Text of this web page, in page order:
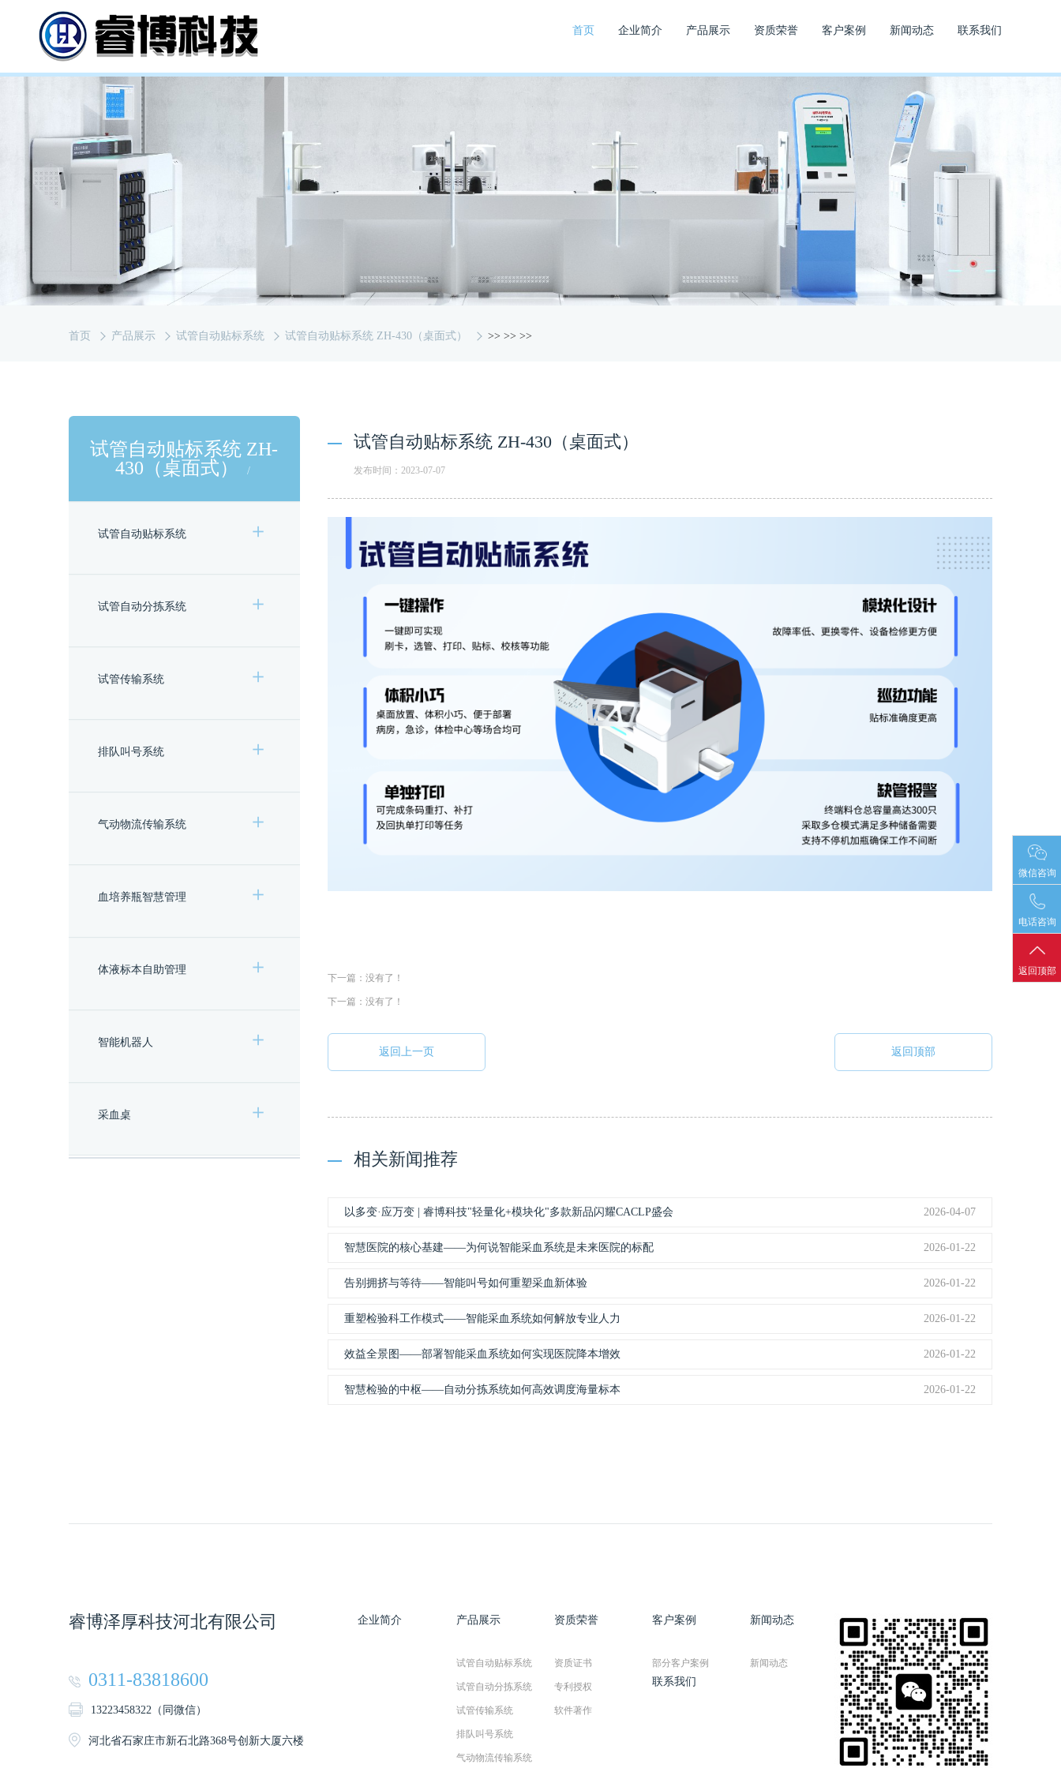
首页 企业简介 产品展示 资质荣誉 客户案例 新闻动态 联系我们
首页 >>
产品展示 >>
试管自动贴标系统 >>
试管自动贴标系统 ZH-430（桌面式）
试管自动贴标系统 ZH-
430（桌面式）
试管自动贴标系统
试管自动分拣系统
试管传输系统
排队叫号系统
气动物流传输系统
血培养瓶智慧管理
体液标本自助管理
智能机器人
采血桌
试管自动贴标系统 ZH-430（桌面式）
发布时间：2023-07-07
下一篇：没有了！
下一篇：没有了！
返回上一页 返回顶部
相关新闻推荐
以多变·应万变 | 睿博科技"轻量化+模块化"多款新品闪耀CACLP盛会 2026-04-07
智慧医院的核心基建——为何说智能采血系统是未来医院的标配 2026-01-22
告别拥挤与等待——智能叫号如何重塑采血新体验 2026-01-22
重塑检验科工作模式——智能采血系统如何解放专业人力 2026-01-22
效益全景图——部署智能采血系统如何实现医院降本增效 2026-01-22
智慧检验的中枢——自动分拣系统如何高效调度海量标本 2026-01-22
睿博泽厚科技河北有限公司
0311-83818600
13223458322（同微信）
河北省石家庄市新石北路368号创新大厦六楼
企业简介 产品展示
试管自动贴标系统
试管自动分拣系统
试管传输系统
排队叫号系统
气动物流传输系统
资质荣誉
资质证书
专利授权
软件著作
客户案例
部分客户案例
新闻动态
新闻动态
联系我们
微信咨询
电话咨询
返回顶部